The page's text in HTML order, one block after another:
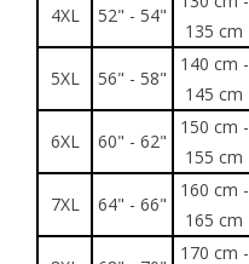
4XL 52" - 54"
135 cm
5XL 56" - 58"
140 cm -
145 cm
6XL 60" - 62"
150 cm -
155 cm
7XL 64" - 66"
160 cm -
165 cm
170 cm -